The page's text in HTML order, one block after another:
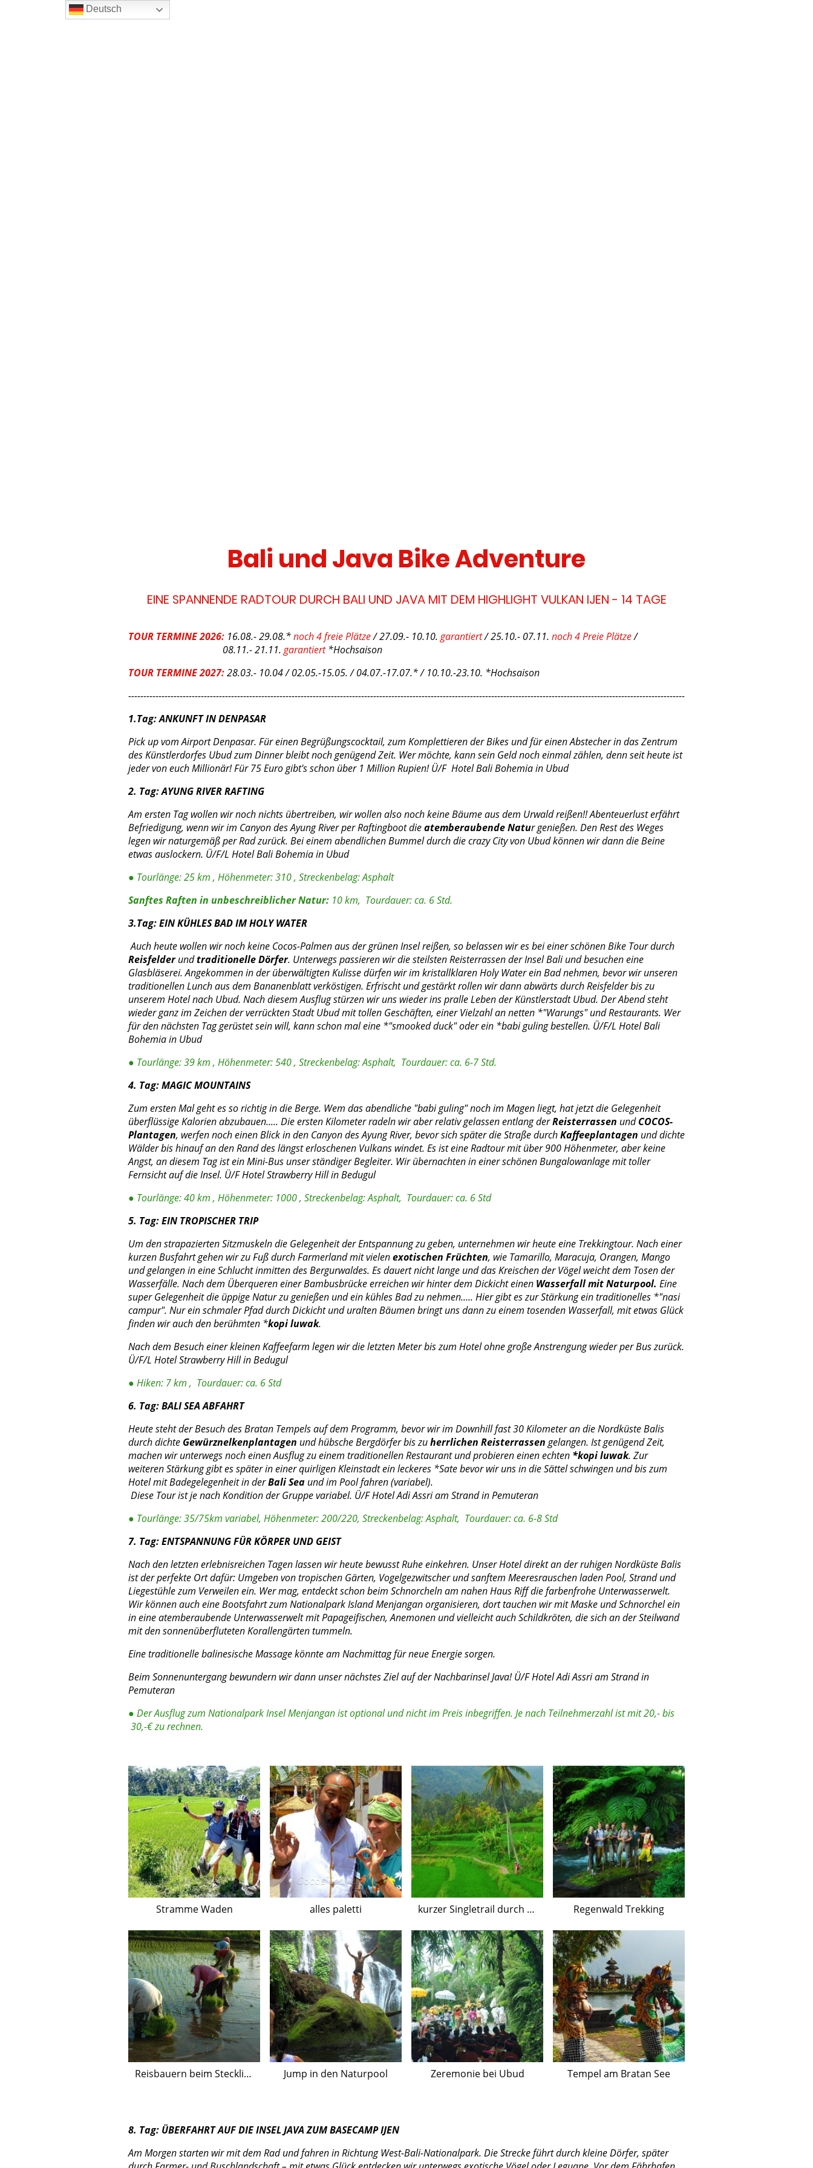
Bali und Java Bike Adventure
EINE SPANNENDE RADTOUR DURCH BALI UND JAVA MIT DEM HIGHLIGHT VULKAN IJEN - 14 TAGE
TOUR TERMINE 2026: 16.08.- 29.08.*noch 4 freie Plätze/ 27.09.- 10.10. garantiert/ 25.10.- 07.11. noch 4 Preie Plätze/
08.11.- 21.11. garantiert*Hochsaison
TOUR TERMINE 2027:28.03.- 10.04 / 02.05.-15.05. / 04.07.-17.07.* / 10.10.-23.10. *Hochsaison
----------------------------------------------------------------------------------------------------------------------------------------------------------------------------------------
1.Tag: ANKUNFT IN DENPASAR
Pick up vom Airport Denpasar. Für einen Begrüßungscocktail, zum Komplettieren der Bikes und für einen Abstecher in das Zentrum
des Künstlerdorfes Ubud zum Dinner bleibt noch genügend Zeit. Wer möchte, kann sein Geld noch einmal zählen, denn seit heute ist
jeder von euch Millionär! Für 75 Euro gibt's schon über 1 Million Rupien! Ü/F Hotel Bali Bohemia in Ubud
2. Tag: AYUNG RIVER RAFTING
Am ersten Tag wollen wir noch nichts übertreiben, wir wollen also noch keine Bäume aus dem Urwald reißen!! Abenteuerlust erfährt
Befriedigung, wenn wir im Canyon des Ayung River per Raftingboot dieatemberaubende Natur genießen. Den Rest des Weges
legen wir naturgemäß per Rad zurück. Bei einem abendlichen Bummel durch die crazy City von Ubud können wir dann die Beine
etwas auslockern. Ü/F/L Hotel Bali Bohemia in Ubud
● Tourlänge: 25 km , Höhenmeter: 310 , Streckenbelag: Asphalt
Sanftes Raften in unbeschreiblicher Natur: 10 km, Tourdauer: ca. 6 Std.
3.Tag:EIN KÜHLES BAD IM HOLY WATER
Auch heute wollen wir noch keine Cocos-Palmen aus der grünen Insel reißen, so belassen wir es bei einer schönen Bike Tour durch
Reisfelderundtraditionelle Dörfer. Unterwegs passieren wir die steilsten Reisterrassen der Insel Bali und besuchen eine
Glasbläserei. Angekommen in der überwältigten Kulisse dürfen wir im kristallklaren Holy Water ein Bad nehmen, bevor wir unseren
traditionellen Lunch aus dem Bananenblatt verköstigen. Erfrischt und gestärkt rollen wir dann abwärts durch Reisfelder bis zu
unserem Hotel nach Ubud. Nach diesem Ausflug stürzen wir uns wieder ins pralle Leben der Künstlerstadt Ubud. Der Abend steht
wieder ganz im Zeichen der verrückten Stadt Ubud mit tollen Geschäften, einer Vielzahl an netten *"Warungs" und Restaurants. Wer
für den nächsten Tag gerüstet sein will, kann schon mal eine *"smooked duck" oder ein *babi guling bestellen. Ü/F/L Hotel Bali
Bohemia in Ubud
● Tourlänge: 39 km , Höhenmeter: 540 , Streckenbelag: Asphalt, Tourdauer: ca. 6-7 Std.
4. Tag: MAGIC MOUNTAINS
Zum ersten Mal geht es so richtig in die Berge. Wem das abendliche "babi guling" noch im Magen liegt, hat jetzt die Gelegenheit
überflüssige Kalorien abzubauen..... Die ersten Kilometer radeln wir aber relativ gelassen entlang derReisterrassen undCOCOS-
Plantagen, werfen noch einen Blick in den Canyon des Ayung River, bevor sich später die Straße durchKaffeeplantagen und dichte
Wälder bis hinauf an den Rand des längst erloschenen Vulkans windet. Es ist eine Radtour mit über 900 Höhenmeter, aber keine
Angst, an diesem Tag ist ein Mini-Bus unser ständiger Begleiter. Wir übernachten in einer schönen Bungalowanlage mit toller
Fernsicht auf die Insel. Ü/F Hotel Strawberry Hill in Bedugul
● Tourlänge: 40 km , Höhenmeter: 1000 , Streckenbelag: Asphalt, Tourdauer: ca. 6 Std
5. Tag: EIN TROPISCHER TRIP
Um den strapazierten Sitzmuskeln die Gelegenheit der Entspannung zu geben, unternehmen wir heute eine Trekkingtour. Nach einer
kurzen Busfahrt gehen wir zu Fuß durch Farmerland mit vielenexotischen Früchten, wie Tamarillo, Maracuja, Orangen, Mango
und gelangen in eine Schlucht inmitten des Bergurwaldes. Es dauert nicht lange und das Kreischen der Vögel weicht dem Tosen der
Wasserfälle. Nach dem Überqueren einer Bambusbrücke erreichen wir hinter dem Dickicht einen Wasserfall mit Naturpool. Eine
super Gelegenheit die üppige Natur zu genießen und ein kühles Bad zu nehmen..... Hier gibt es zur Stärkung ein traditionelles *"nasi
campur". Nur ein schmaler Pfad durch Dickicht und uralten Bäumen bringt uns dann zu einem tosenden Wasserfall, mit etwas Glück
finden wir auch den berühmten *kopi luwak.
Nach dem Besuch einer kleinen Kaffeefarm legen wir die letzten Meter bis zum Hotel ohne große Anstrengung wieder per Bus zurück.
Ü/F/L Hotel Strawberry Hill in Bedugul
● Hiken: 7 km , Tourdauer: ca. 6 Std
6. Tag: BALI SEA ABFAHRT
Heute steht der Besuch des Bratan Tempels auf dem Programm, bevor wir im Downhill fast 30 Kilometer an die Nordküste Balis
durch dichte Gewürznelkenplantagen und hübsche Bergdörfer bis zuherrlichen Reisterrassen gelangen. Ist genügend Zeit,
machen wir unterwegs noch einen Ausflug zu einem traditionellen Restaurant und probieren einen echten *kopi luwak. Zur
weiteren Stärkung gibt es später in einer quirligen Kleinstadt ein leckeres *Sate bevor wir uns in die Sättel schwingen und bis zum
Hotel mit Badegelegenheit in derBali Sea und im Pool fahren (variabel).
Diese Tour ist je nach Kondition der Gruppe variabel. Ü/F Hotel Adi Assri am Strand in Pemuteran
● Tourlänge: 35/75km variabel, Höhenmeter: 200/220, Streckenbelag: Asphalt, Tourdauer: ca. 6-8 Std
7. Tag: ENTSPANNUNG FÜR KÖRPER UND GEIST
Nach den letzten erlebnisreichen Tagen lassen wir heute bewusst Ruhe einkehren. Unser Hotel direkt an der ruhigen Nordküste Balis
ist der perfekte Ort dafür: Umgeben von tropischen Gärten, Vogelgezwitscher und sanftem Meeresrauschen laden Pool, Strand und
Liegestühle zum Verweilen ein. Wer mag, entdeckt schon beim Schnorcheln am nahen Haus Riff die farbenfrohe Unterwasserwelt.
Wir können auch eine Bootsfahrt zum Nationalpark Island Menjangan organisieren, dort tauchen wir mit Maske und Schnorchel ein
in eine atemberaubende Unterwasserwelt mitPapageifischen, Anemonen und vielleicht auch Schildkröten, die sich an der Steilwand
mit den sonnenüberfluteten Korallengärten tummeln.
Eine traditionelle balinesische Massage könnte am Nachmittag für neue Energie sorgen.
Beim Sonnenuntergang bewundern wir dann unser nächstes Ziel auf der Nachbarinsel Java! Ü/F Hotel Adi Assri am Strand in
Pemuteran
● Der Ausflug zum Nationalpark Insel Menjangan ist optional und nicht im Preis inbegriffen. Je nach Teilnehmerzahl ist mit 20,- bis
30,-€ zu rechnen.
Stramme Waden alles paletti kurzer Singletrail durch Reisfelder Regenwald Trekking
Reisbauern beim Stecklinge setzen Jump in den Naturpool Zeremonie bei Ubud Tempel am Bratan See
8. Tag: ÜBERFAHRT AUF DIE INSEL JAVA ZUM BASECAMP IJEN
Am Morgen starten wir mit dem Rad und fahren in Richtung West-Bali-Nationalpark. Die Strecke führt durch kleine Dörfer, später
Deutsch